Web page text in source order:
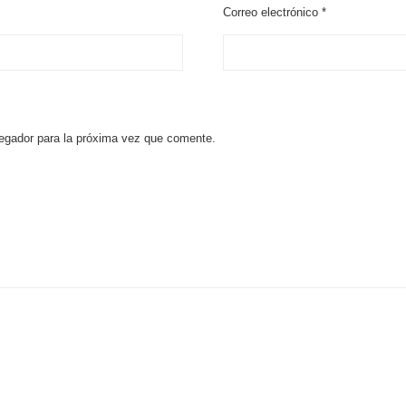
Correo electrónico*
para la próxima vez que comente.